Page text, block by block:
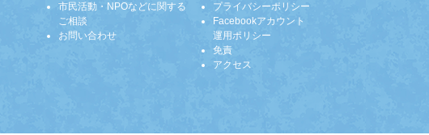
市民活動・NPOなどに関する
ご相談
お問い合わせ
プライバシーポリシー
Facebookアカウント
運用ポリシー
免責
アクセス